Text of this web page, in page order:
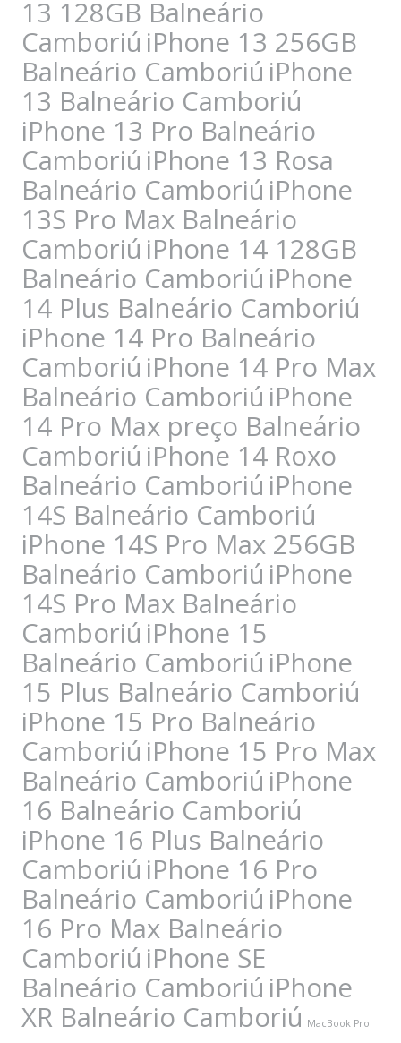
13 128GB Balneário
Camboriú iPhone 13 256GB
Balneário Camboriú iPhone
13 Balneário Camboriú
iPhone 13 Pro Balneário
Camboriú iPhone 13 Rosa
Balneário Camboriú iPhone
13S Pro Max Balneário
Camboriú iPhone 14 128GB
Balneário Camboriú iPhone
14 Plus Balneário Camboriú
iPhone 14 Pro Balneário
Camboriú iPhone 14 Pro Max
Balneário Camboriú iPhone
14 Pro Max preço Balneário
Camboriú iPhone 14 Roxo
Balneário Camboriú iPhone
14S Balneário Camboriú
iPhone 14S Pro Max 256GB
Balneário Camboriú iPhone
14S Pro Max Balneário
Camboriú iPhone 15
Balneário Camboriú iPhone
15 Plus Balneário Camboriú
iPhone 15 Pro Balneário
Camboriú iPhone 15 Pro Max
Balneário Camboriú iPhone
16 Balneário Camboriú
iPhone 16 Plus Balneário
Camboriú iPhone 16 Pro
Balneário Camboriú iPhone
16 Pro Max Balneário
Camboriú iPhone SE
Balneário Camboriú iPhone
XR Balneário Camboriú MacBook Pro